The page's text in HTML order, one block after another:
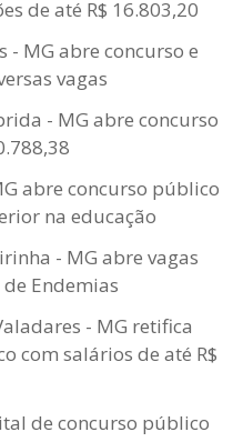
de até R$ 16.803,20
MG abre concurso e
vagas
- MG abre concurso
abre concurso público
na educação
- MG abre vagas
Endemias
- MG retifica
com salários de até R$
de concurso público